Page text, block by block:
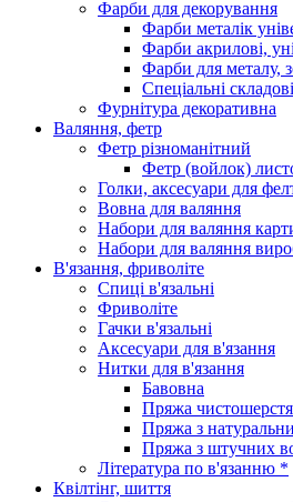
Фарби для декорування
Фарби металік
Фарби акрилові,
Фарби для металу,
Спеціальні
Фурнітура декоративна
Валяння, фетр
Фетр різноманітний
Фетр (войлок)
Голки, аксесуари для
Вовна для валяння
Набори для валяння
Набори для валяння
В'язання, фриволіте
Спиці в'язальні
Фриволіте
Гачки в'язальні
Аксесуари для в'язання
Нитки для в'язання
Бавовна
Пряжа
Пряжа з
Пряжа з штучних
Література по в'язанню *
Квілтінг, шиття